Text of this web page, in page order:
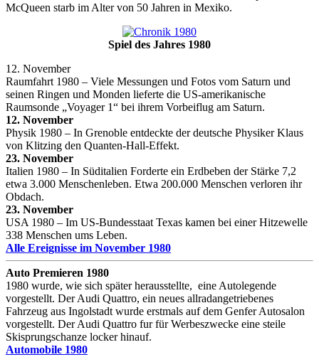
McQueen starb im Alter von 50 Jahren in Mexiko.
Spiel des Jahres 1980
12. November
Raumfahrt 1980 – Viele Messungen und Fotos vom Saturn und
seinen Ringen und Monden lieferte die US-amerikanische
Raumsonde „Voyager 1“ bei ihrem Vorbeiflug am Saturn.
12. November
Physik 1980 – In Grenoble entdeckte der deutsche Physiker Klaus
von Klitzing den Quanten-Hall-Effekt.
23. November
Italien 1980 – In Süditalien Forderte ein Erdbeben der Stärke 7,2
etwa 3.000 Menschenleben. Etwa 200.000 Menschen verloren ihr
Obdach.
23. November
USA 1980 – Im US-Bundesstaat Texas kamen bei einer Hitzewelle
338 Menschen ums Leben.
Alle Ereignisse im November 1980
Auto Premieren 1980
1980 wurde, wie sich später herausstellte, eine Autolegende
vorgestellt. Der Audi Quattro, ein neues allradangetriebenes
Fahrzeug aus Ingolstadt wurde erstmals auf dem Genfer Autosalon
vorgestellt. Der Audi Quattro fur für Werbeszwecke eine steile
Skisprungschanze locker hinauf.
Automobile 1980